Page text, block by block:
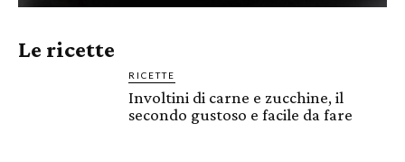
Le ricette
RICETTE
Involtini di carne e zucchine, il
secondo gustoso e facile da fare